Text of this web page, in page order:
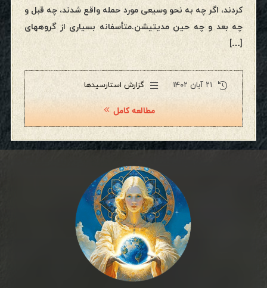
کردند، اگر چه به نحو وسیعی مورد حمله واقع شدند، چه قبل و
چه بعد و چه حین مدیتیشن.متأسفانه بسیاری از گروههای
[…]
۲۱ آبان ۱۴۰۲ گزارش استارسیدها
مطالعه کامل